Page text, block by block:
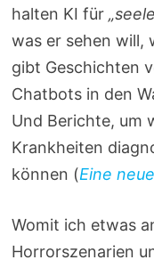
halten KI für
was er sehen will,
gibt Geschichten
Chatbots in den
Und Berichte, um
Krankheiten
können (Eine
Womit ich etwas
Horrorszenarien